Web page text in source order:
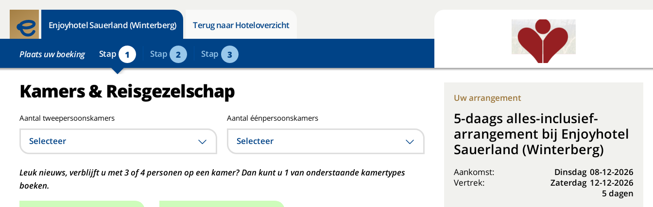
+31 (0) 20 225 48 80
Enjoyhotel Sauerland (Winterberg) Terug naar Hoteloverzicht
Plaats uw boeking Stap 1 Stap 2 Stap 3
Kamers & Reisgezelschap
Aantal tweepersoonskamers
Selecteer
Aantal éénpersoonskamers
Selecteer
Leuk nieuws, verblijft u met 3 of 4 personen op een kamer? Dan kunt u 1 van onderstaande kamertypes
boeken.
Uw arrangement
5-daags alles-inclusief-
arrangement bij Enjoyhotel
Sauerland (Winterberg)
Aankomst: Dinsdag 08-12-2026
Vertrek:
Zaterdag 12-12-2026
5 dagen